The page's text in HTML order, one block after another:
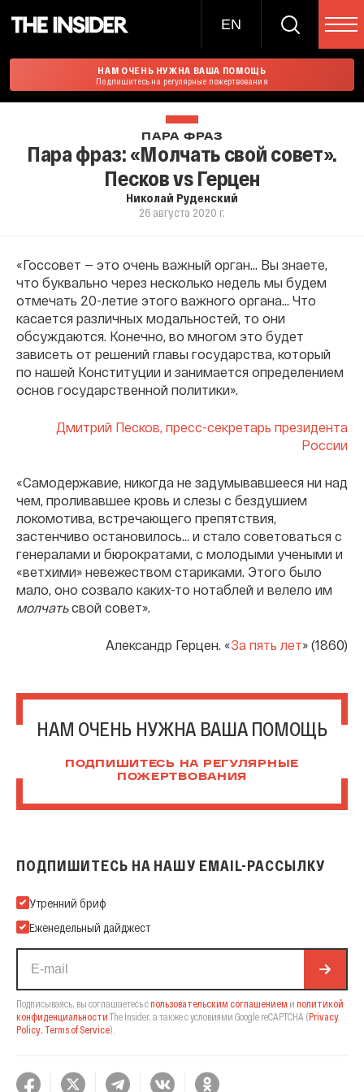
EN
НАМ ОЧЕНЬ НУЖНА ВАША ПОМОЩЬ
Подпишитесь на регулярные пожертвования
ПАРА ФРАЗ
Пара фраз: «Молчать свой совет».
Песков vs Герцен
Николай Руденский
26 августа 2020 г.
«Госсовет — это очень важный орган… Вы знаете,
что буквально через несколько недель мы будем
отмечать 20-летие этого важного органа... Что
касается различных модальностей, то они
обсуждаются. Конечно, во многом это будет
зависеть от решений главы государства, который
по нашей Конституции и занимается определением
основ государственной политики».
Дмитрий Песков, пресс-секретарь президента
России
«Самодержавие, никогда не задумывавшееся ни над
чем, проливавшее кровь и слезы с бездушием
локомотива, встречающего препятствия,
застенчиво остановилось… и стало советоваться с
генералами и бюрократами, с молодыми учеными и
«ветхими» невежеством стариками. Этого было
мало, оно созвало каких-то нотаблей и велело им
молчатьсвой совет».
Александр Герцен. «За пять лет» (1860)
НАМ ОЧЕНЬ НУЖНА ВАША ПОМОЩЬ
ПОДПИШИТЕСЬ НА РЕГУЛЯРНЫЕ
ПОЖЕРТВОВАНИЯ
ПОДПИШИТЕСЬ НА НАШУ EMAIL-РАССЫЛКУ
Подпишитесь на нашу Email-рассылку
Утренний бриф
Еженедельный дайджест
Подписываясь, вы соглашаетесь спользовательским соглашением и политикой
конфиденциальности The Insider, а также с условиями Google reCAPTCHA (Privacy
Policy, Terms of Service).